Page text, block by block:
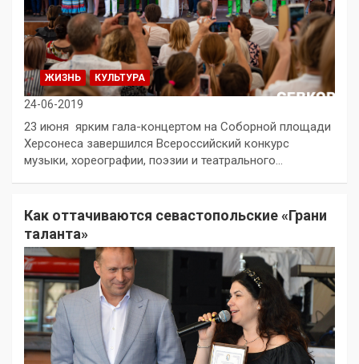
ЖИЗНЬ КУЛЬТУРА
24-06-2019
23 июня ярким гала-концертом на Соборной площади
Херсонеса завершился Всероссийский конкурс
музыки, хореографии, поэзии и театрального…
Как оттачиваются севастопольские «Грани
таланта»